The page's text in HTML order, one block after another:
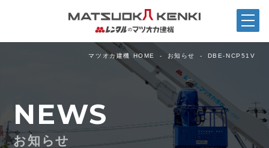
マツオカ建機 HOME お知らせ DBE-NCP51V
NEWS
お知らせ